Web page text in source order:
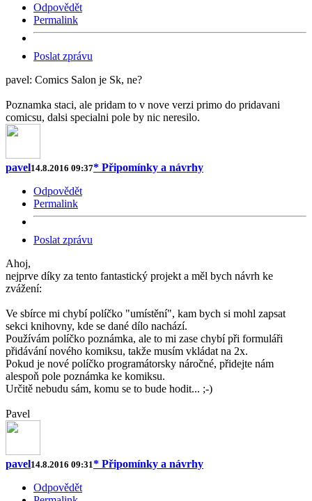
Odpovědět
Permalink
Poslat zprávu
pavel: Comics Salon je Sk, ne?
Poznamka staci, ale pridam to v nove verzi primo do pridavani
comicsu, dalsi specialni pole by nic neresilo.
pavel14.8.2016 09:37* Připomínky a návrhy
Odpovědět
Permalink
Poslat zprávu
Ahoj,
nejprve díky za tento fantastický projekt a měl bych návrh ke
zvážení:
Ve sbírce mi chybí políčko "umístění", kam bych si mohl zapsat
sekci knihovny, kde se dané dílo nachází.
Používám políčko poznámka, ale to mi zase chybí při formuláři
přidávání nového komiksu, takže musím vkládat na 2x.
Pokud je nové políčko programátorsky náročné, přidejte nám
alespoň pole poznámka ke komiksu.
Určitě nebudu sám, komu se to bude hodit... ;-)
Pavel
pavel14.8.2016 09:31* Připomínky a návrhy
Odpovědět